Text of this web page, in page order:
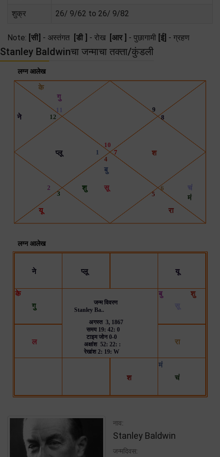
शुक्र 26/ 9/62 to 26/ 9/82
Note: [सी] - अस्तंगत [डी ] - रोख [आर ] - पुछागामी [ई] - ग्रहण
Stanley Baldwinचा जन्माचा तक्ता/कुंडली
नाव:
Stanley Baldwin
जन्मदिवस: